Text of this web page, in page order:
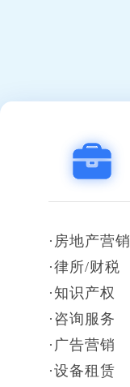
·房地产营销
·律所/财税
·知识产权
·咨询服务
·广告营销
·设备租赁